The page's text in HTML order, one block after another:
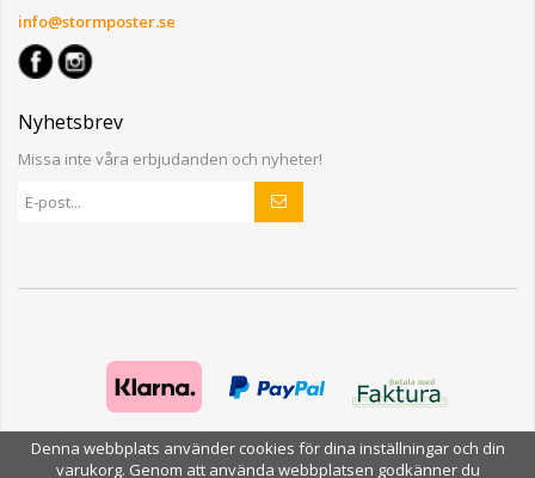
info@stormposter.se
Nyhetsbrev
Missa inte våra erbjudanden och nyheter!
Denna webbplats använder cookies för dina inställningar och din
varukorg. Genom att använda webbplatsen godkänner du